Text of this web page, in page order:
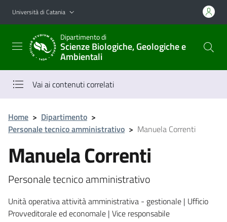
Vai al contenuto principale
Vai al menu di navigazione
Università di Catania
Dipartimento di
Scienze Biologiche, Geologiche e
Ambientali
Vai ai contenuti correlati
Home > Dipartimento >
Personale tecnico amministrativo > Manuela Correnti
Manuela Correnti
Personale tecnico amministrativo
Unità operativa attività amministrativa - gestionale | Ufficio
Provveditorale ed economale | Vice responsabile